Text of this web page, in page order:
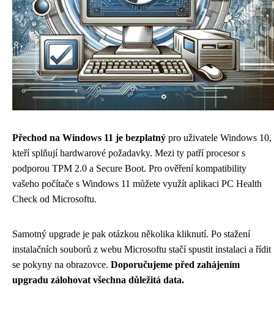
Přechod na Windows 11 je bezplatný pro uživatele Windows 10,
kteří splňují hardwarové požadavky. Mezi ty patří procesor s
podporou TPM 2.0 a Secure Boot. Pro ověření kompatibility
vašeho počítače s Windows 11 můžete využít aplikaci PC Health
Check od Microsoftu.
Samotný upgrade je pak otázkou několika kliknutí. Po stažení
instalačních souborů z webu Microsoftu stačí spustit instalaci a řídit
se pokyny na obrazovce. Doporučujeme před zahájením
upgradu zálohovat všechna důležitá data.